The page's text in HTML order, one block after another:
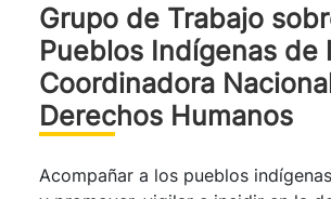
Grupo de Trabajo
Pueblos Indígenas de
Coordinadora
Derechos Humanos
Acompañar a los pueblos